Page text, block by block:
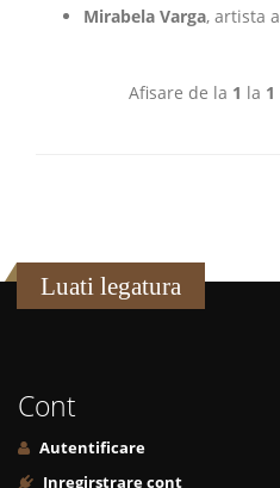
Mirabela Varga, artista
Afisare de la 1 la 1
Luati legatura
Cont
Autentificare
Inregirstrare cont